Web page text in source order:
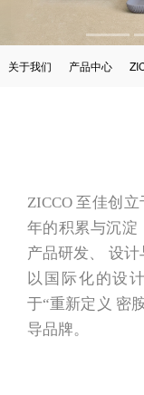
关于我们 产品中心
ZICCO 至佳创
年的积累与沉淀
产品研发、 设
以国际化的设
于“重新定义 密
导品牌。